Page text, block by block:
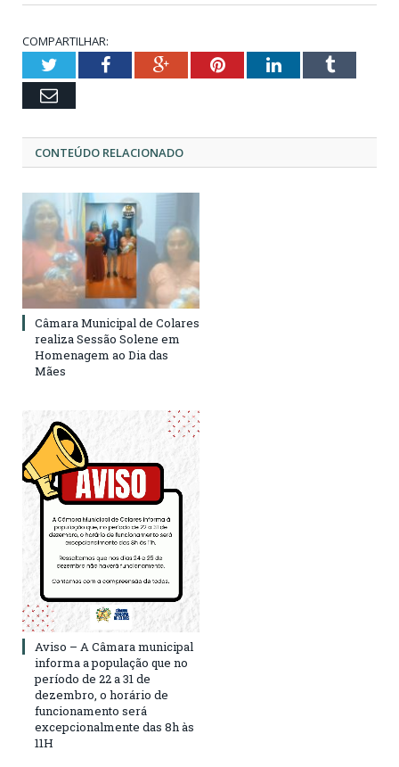
COMPARTILHAR:
TwitterFacebookGoogle+PinterestLinkedInTumblr
Email
CONTEÚDO RELACIONADO
Câmara Municipal de Colares
realiza Sessão Solene em
Homenagem ao Dia das
Mães
Aviso – A Câmara municipal
informa a população que no
período de 22 a 31 de
dezembro, o horário de
funcionamento será
excepcionalmente das 8h às
11H